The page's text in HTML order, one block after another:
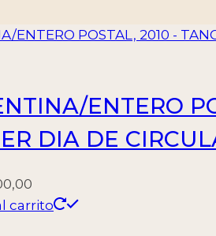
ENTERO
DIA DE
carrito